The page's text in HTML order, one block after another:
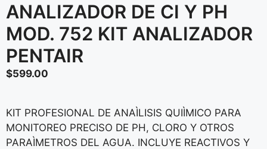
ANALIZADOR DE CI Y PH
MOD. 752 KIT ANALIZADOR
PENTAIR
$599.00
KIT PROFESIONAL DE ANAÌLISIS QUIÌMICO PARA
MONITOREO PRECISO DE PH, CLORO Y OTROS
PARAÌMETROS DEL AGUA. INCLUYE REACTIVOS Y